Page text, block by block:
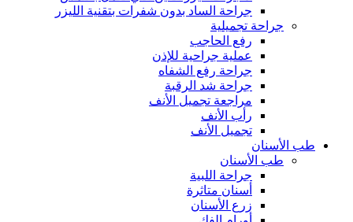
جراحة الساد بدون شفرات بتقنية الليزر
جراحة تجميلية
رفع الحاجب
عملية جراحية للإذن
جراحة رفع الشفاه
جراحة شد الرقبة
مراجعة تجميل الأنف
رأب الأنف
تجميل الأنف
طب الأسنان
طب الأسنان
جراحة اللبية
أسنان متاثرة
زرع الأسنان